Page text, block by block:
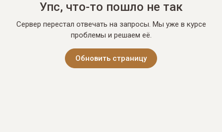
Упс, что-то пошло не так
Сервер перестал отвечать на запросы. Мы уже в курсе
проблемы и решаем её.
Обновить страницу